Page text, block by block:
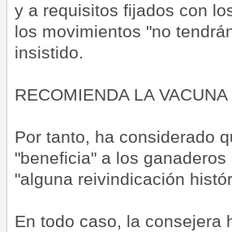
y a requisitos fijados con
los movimientos "no
insistido.
RECOMIENDA LA
Por tanto, ha considerado
"beneficia" a los
"alguna reivindicación
En todo caso, la consejera